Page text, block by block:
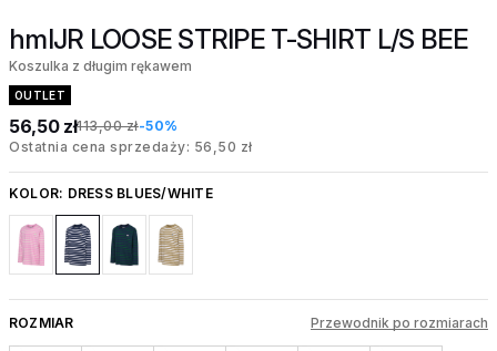
hmlJR LOOSE STRIPE T-SHIRT L/S BEE
Koszulka z długim rękawem
OUTLET
56,50 zł113,00 zł-50%
Ostatnia cena sprzedaży: 56,50 zł
KOLOR: DRESS BLUES/WHITE
ROZMIAR Przewodnik po rozmiarach